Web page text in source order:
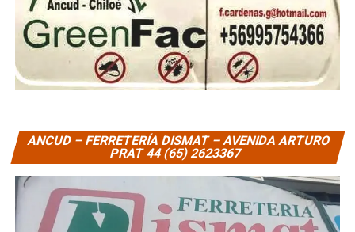
ANCUD – FERRETERÍA DISMAT – AVENIDA ARTURO
PRAT 44 (65) 2623367